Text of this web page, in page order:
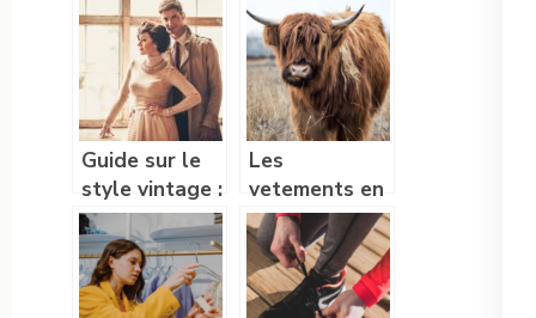
porter ?
quoi ca sert ?
Guide sur le
style vintage :
on vous dit
tout !
Les
vetements en
laine de yack,
le luxe
rencontre la
tendance